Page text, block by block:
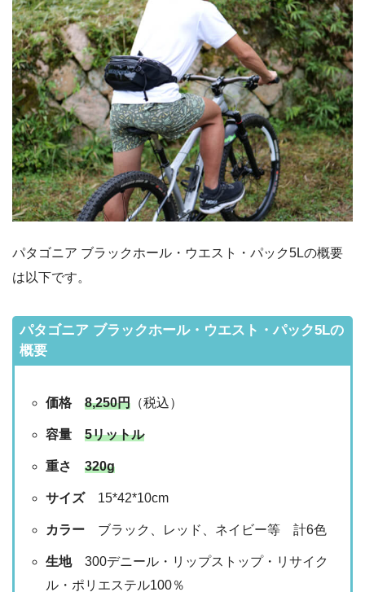
パタゴニア ブラックホール・ウエスト・パック5Lの概要
は以下です。
パタゴニア ブラックホール・ウエスト・パック5Lの
概要
価格 8,250円 （税込）
容量 5リットル
重さ 320g
サイズ15*42*10cm
カラー ブラック、レッド、ネイビー等 計6色
生地300デニール・リップストップ・リサイク
ル・ポリエステル100％